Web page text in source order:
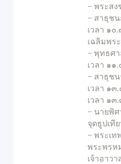
– พระส
– สาธุช
เวลา ๑
เฉลิมพร
– พุทธศ
เวลา ๑
– สาธุช
เวลา ๑
เวลา ๑
– นายพิ
จุดธูปเที
– พระเ
พระพรห
เจ้าอาว